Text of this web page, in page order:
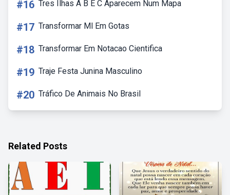
#16 Tres Ilhas A B E C Aparecem Num Mapa
#17 Transformar Ml Em Gotas
#18 Transformar Em Notacao Cientifica
#19 Traje Festa Junina Masculino
#20 Tráfico De Animais No Brasil
Related Posts